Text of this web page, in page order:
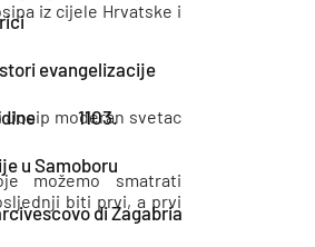
evangelizacije
1103.
u Samoboru
di Zagabria
iz cijele Hrvatske i
Josip moderan svetac
možemo smatrati
biti prvi, a prvi